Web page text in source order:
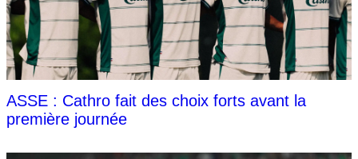
ASSE : Cathro fait des choix forts avant la
première journée